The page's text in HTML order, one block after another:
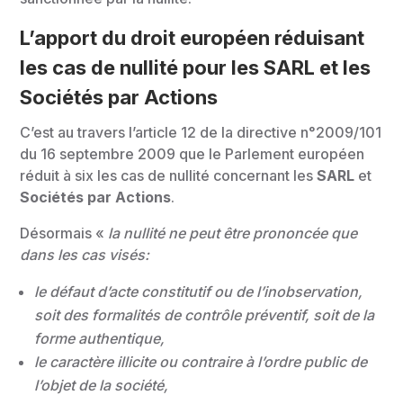
L’apport du droit européen réduisant
les cas de nullité pour les SARL et les
Sociétés par Actions
C’est au travers l’article 12 de la directive n°2009/101
du 16 septembre 2009 que le Parlement européen
réduit à six les cas de nullité concernant lesSARL et
Sociétés par Actions.
Désormais « la nullité ne peut être prononcée que
dans les cas visés:
le défaut d’acte constitutif ou de l’inobservation,
soit des formalités de contrôle préventif, soit de la
forme authentique,
le caractère illicite ou contraire à l’ordre public de
l’objet de la société,